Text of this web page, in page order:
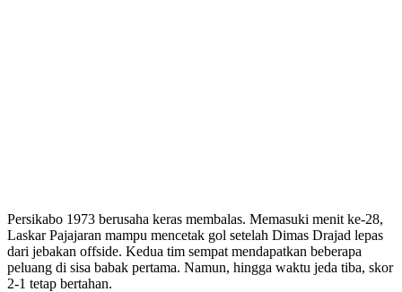
Persikabo 1973 berusaha keras membalas. Memasuki menit ke-28,
Laskar Pajajaran mampu mencetak gol setelah Dimas Drajad lepas
dari jebakan offside. Kedua tim sempat mendapatkan beberapa
peluang di sisa babak pertama. Namun, hingga waktu jeda tiba, skor
2-1 tetap bertahan.